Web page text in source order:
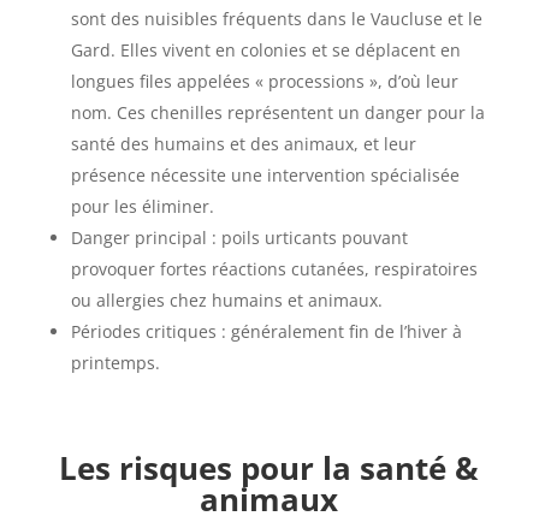
sont des nuisibles fréquents dans le Vaucluse et le
Gard. Elles vivent en colonies et se déplacent en
longues files appelées « processions », d’où leur
nom. Ces chenilles représentent un danger pour la
santé des humains et des animaux, et leur
présence nécessite une intervention spécialisée
pour les éliminer.
Danger principal : poils urticants pouvant
provoquer fortes réactions cutanées, respiratoires
ou allergies chez humains et animaux.
Périodes critiques : généralement fin de l’hiver à
printemps.
Les risques pour la santé &
animaux